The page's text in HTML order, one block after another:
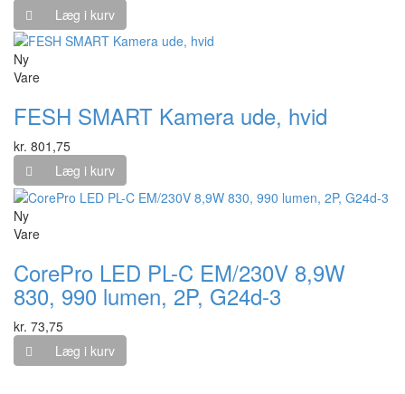
Læg i kurv
Ny
Vare
FESH SMART Kamera ude, hvid
kr. 801,75
Læg i kurv
Ny
Vare
CorePro LED PL-C EM/230V 8,9W
830, 990 lumen, 2P, G24d-3
kr. 73,75
Læg i kurv